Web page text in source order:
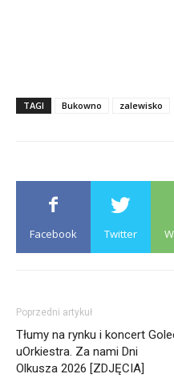
TAGI Bukowno zalewisko
Facebook Twitter
Poprzedni artykuł
Tłumy na rynku i koncert
uOrkiestra. Za nami Dni
Olkusza 2026 [ZDJĘCIA]